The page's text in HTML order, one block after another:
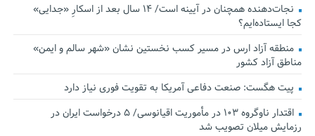
نجات‌دهنده‌ همچنان در آیینه است/ ۱۴ سال بعد از اسکارِ «جدایی»
کجا ایستاده‌ایم؟
منطقه آزاد ارس در مسیر کسب نخستین نشان «شهر سالم و ایمن»
مناطق آزاد کشور
پیت هگست: صنعت دفاعی آمریکا به تقویت فوری نیاز دارد
اقتدار ناوگروه ۱۰۳ در مأموریت‌ اقیانوسی/ ۵ درخواست ایران در
رزمایش میلان تصویب شد